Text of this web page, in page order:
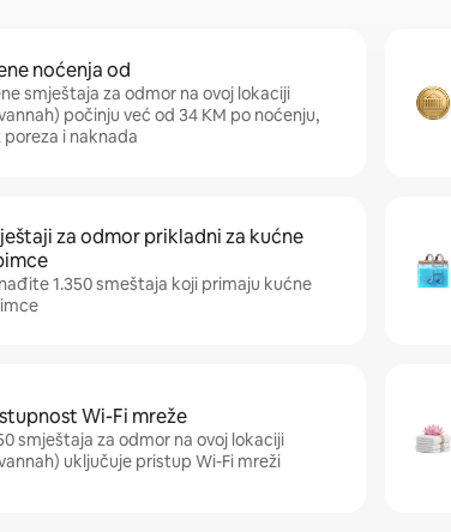
noćenja od
smještaja za odmor na ovoj lokaciji
počinju već od 34 KM po noćenju,
poreza i naknada
za odmor prikladni za kućne
1.350 smeštaja koji primaju kućne
Wi-Fi mreže
smještaja za odmor na ovoj lokaciji
uključuje pristup Wi-Fi mreži